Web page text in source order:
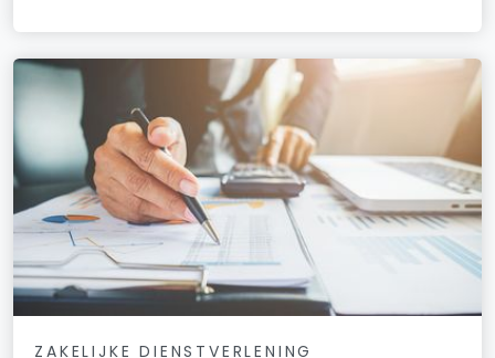
ZAKELIJKE DIENSTVERLENING